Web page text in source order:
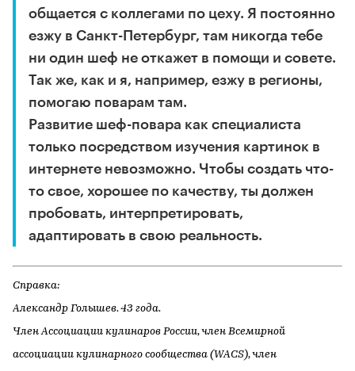
общается с коллегами по цеху. Я постоянно
езжу в Санкт-Петербург, там никогда тебе
ни один шеф не откажет в помощи и совете.
Так же, как и я, например, езжу в регионы,
помогаю поварам там.
Развитие шеф-повара как специалиста
только посредством изучения картинок в
интернете невозможно. Чтобы создать что-
то свое, хорошее по качеству, ты должен
пробовать, интерпретировать,
адаптировать в свою реальность.
Справка:
Александр Голышев. 43 года.
Член Ассоциации кулинаров России, член Всемирной
ассоциации кулинарного сообщества (WACS), член